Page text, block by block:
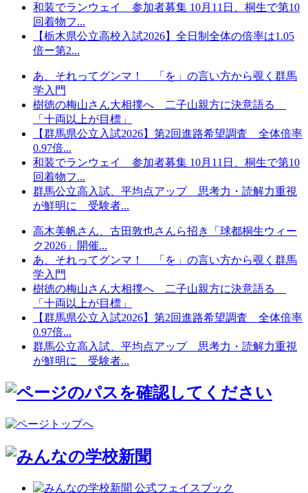
和装でランウェイ 参加者募集 10月11日、桐生で第10
回着物フ...
【栃木県公立高校入試2026】全日制全体の倍率は1.05
倍ー第2...
あ、それってグンマ！ 「を」の言い方から覗く群馬
学入門
樹徳の梅山さん大相撲へ 二子山親方に決意語る
「十両以上が目標」
【群馬県公立入試2026】第2回進路希望調査 全体倍率
0.97倍...
和装でランウェイ 参加者募集 10月11日、桐生で第10
回着物フ...
群馬公立高入試、平均点アップ 思考力・読解力重視
が鮮明に 受験者...
高木美帆さん、古田敦也さんら招き「球都桐生ウィー
ク2026」開催...
あ、それってグンマ！ 「を」の言い方から覗く群馬
学入門
樹徳の梅山さん大相撲へ 二子山親方に決意語る
「十両以上が目標」
【群馬県公立入試2026】第2回進路希望調査 全体倍率
0.97倍...
群馬公立高入試、平均点アップ 思考力・読解力重視
が鮮明に 受験者...